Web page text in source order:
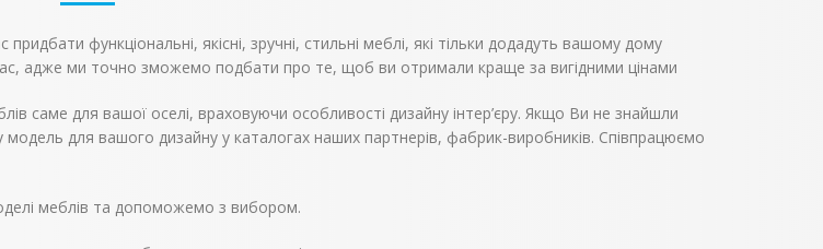
функціональні, якісні, зручні, стильні меблі, які тільки додадуть вашому дому
адже ми точно зможемо подбати про те, щоб ви отримали краще за вигідними цінами
саме для вашої оселі, враховуючи особливості дизайну інтер’єру. Якщо Ви не знайшли
для вашого дизайну у каталогах наших партнерів, фабрик-виробників. Співпрацюємо
меблів та допоможемо з вибором.